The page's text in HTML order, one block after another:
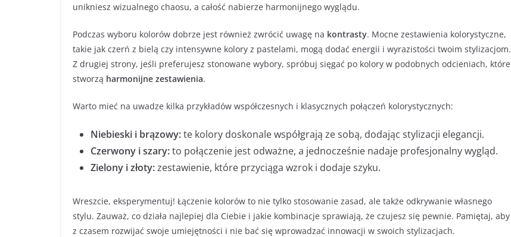
unikniesz wizualnego chaosu, a całość nabierze harmonijnego wyglądu.
Podczas wyboru kolorów dobrze jest również zwrócić uwagę na kontrasty. Mocne zestawienia kolorystyczne,
takie jak czerń z bielą czy intensywne kolory z pastelami, mogą dodać energii i wyrazistości twoim stylizacjom.
Z drugiej strony, jeśli preferujesz stonowane wybory, spróbuj sięgać po kolory w podobnych odcieniach, które
stworzą harmonijne zestawienia.
Warto mieć na uwadze kilka przykładów współczesnych i klasycznych połączeń kolorystycznych:
Niebieski i brązowy:te kolory doskonale współgrają ze sobą, dodając stylizacji elegancji.
Czerwony i szary:to połączenie jest odważne, a jednocześnie nadaje profesjonalny wygląd.
Zielony i złoty:zestawienie, które przyciąga wzrok i dodaje szyku.
Wreszcie, eksperymentuj! Łączenie kolorów to nie tylko stosowanie zasad, ale także odkrywanie własnego
stylu. Zauważ, co działa najlepiej dla Ciebie i jakie kombinacje sprawiają, że czujesz się pewnie. Pamiętaj, aby
z czasem rozwijać swoje umiejętności i nie bać się wprowadzać innowacji w swoich stylizacjach.